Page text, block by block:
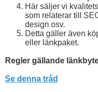
Här säljer vi
som relaterar till
design osv.
Detta gäller även
eller länkpaket.
Regler gällande
Se denna tråd